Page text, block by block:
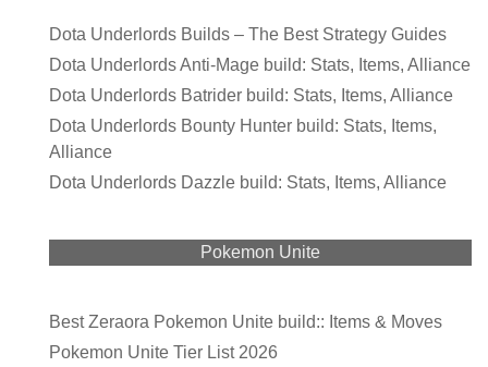
Dota Underlords Builds – The Best Strategy Guides
Dota Underlords Anti-Mage build: Stats, Items, Alliance
Dota Underlords Batrider build: Stats, Items, Alliance
Dota Underlords Bounty Hunter build: Stats, Items,
Alliance
Dota Underlords Dazzle build: Stats, Items, Alliance
Pokemon Unite
Best Zeraora Pokemon Unite build:: Items & Moves
Pokemon Unite Tier List 2026